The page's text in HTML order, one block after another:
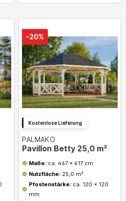
-20%
Kostenlose Lieferung
PALMAKO
Pavillon Betty 25,0 m²
Maße:ca. 467 x 617 cm
Nutzfläche: 25,0 m²
Pfostenstärke:ca. 120 x 120
mm